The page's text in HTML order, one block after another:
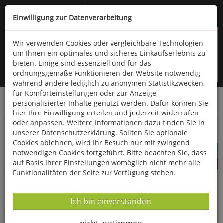
Kompletten Head der Seite überspringen
oder (06766) 9323-960
Startseite Bücher Gesundheit
Das Gicht-Buch
Einwilligung zur Datenverarbeitung
Wir verwenden Cookies oder vergleichbare Technologien
um Ihnen ein optimales und sicheres Einkaufserlebnis zu
bieten. Einige sind essenziell und für das
ordnungsgemäße Funktionieren der Website notwendig
während andere lediglich zu anonymen Statistikzwecken,
für Komforteinstellungen oder zur Anzeige
personalisierter Inhalte genutzt werden. Dafür können Sie
hier Ihre Einwilligung erteilen und jederzeit widerrufen
oder anpassen. Weitere Informationen dazu finden Sie in
unserer Datenschutzerklärung. Sollten Sie optionale
Cookies ablehnen, wird Ihr Besuch nur mit zwingend
notwendigen Cookies fortgeführt. Bitte beachten Sie, dass
auf Basis Ihrer Einstellungen womöglich nicht mehr alle
Funktionalitäten der Seite zur Verfügung stehen.
Datenverarbeitung -
Ich bin einverstanden